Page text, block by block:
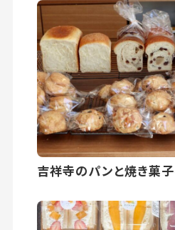
吉祥寺のパンと焼き菓子